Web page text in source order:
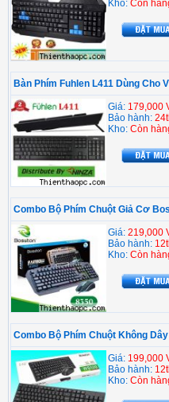
Kho: Còn
Bàn Phím Fuhlen L411 Dùng Cho
Giá: 179,000
Bảo hành:
Kho: Còn
Combo Bộ Phím Chuột Giả Cơ
Giá: 219,000
Bảo hành:
Kho: Còn
Combo Bộ Phím Chuột Không
Giá: 199,000
Bảo hành:
Kho: Còn